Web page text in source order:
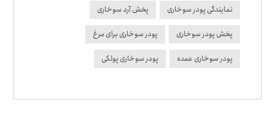
نمایندگی پودر سوخاری پخش آرد سوخاری
پخش پودر سوخاری پودر سوخاری برای مرغ
پودر سوخاری عمده پودر سوخاری پولکی